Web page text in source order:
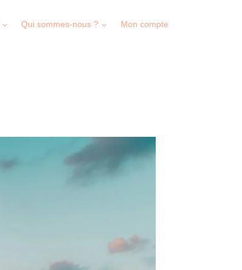
Qui sommes-nous ? Mon compte